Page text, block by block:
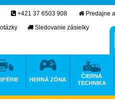
+421 37 6503 908
Predajne
Sledovanie zásielky
HERNÁ ZÓNA
ČIERNA
TECHNIKA